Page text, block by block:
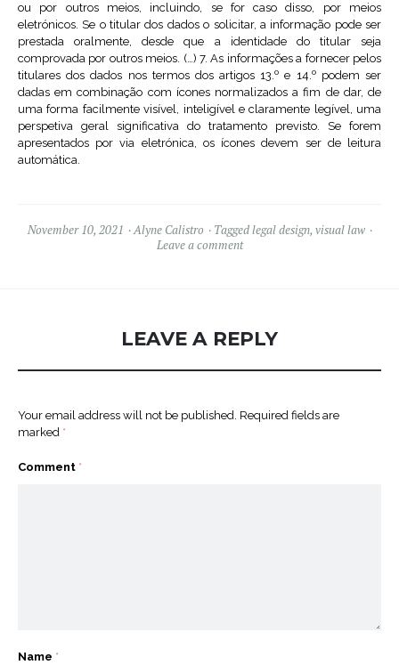
ou por outros meios, incluindo, se for caso disso, por meios
eletrónicos. Se o titular dos dados o solicitar, a informação pode ser
prestada oralmente, desde que a identidade do titular seja
comprovada por outros meios. (…) 7. As informações a fornecer pelos
titulares dos dados nos termos dos artigos 13.o e 14.opodem ser
dadas em combinação com ícones normalizados a fim de dar, de
uma forma facilmente visível, inteligível e claramente legível, uma
perspetiva geral significativa do tratamento previsto. Se forem
apresentados por via eletrónica, os ícones devem ser de leitura
automática.
November 10, 2021 Alyne Calistro Taggedlegal design, visual law
Leave a comment
LEAVE A REPLY
Your email address will not be published. Required fields are
marked *
Comment *
Name *